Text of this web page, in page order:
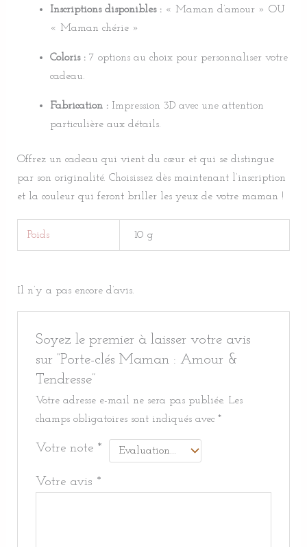
Inscriptions disponibles :« Maman d’amour » OU
« Maman chérie »
Coloris :7 options au choix pour personnaliser votre
cadeau.
Fabrication :Impression 3D avec une attention
particulière aux détails.
Offrez un cadeau qui vient du cœur et qui se distingue
par son originalité. Choisissez dès maintenant l’inscription
et la couleur qui feront briller les yeux de votre maman !
Poids 10 g
Il n’y a pas encore d’avis.
Soyez le premier à laisser votre avis
sur “Porte-clés Maman : Amour &
Tendresse”
Votre adresse e-mail ne sera pas publiée. Les
champs obligatoires sont indiqués avec*
Votre note *
Votre avis *